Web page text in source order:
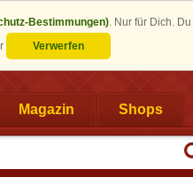
Bestimmungen). Nur für Dich.
Verwerfen
Magazin Shops